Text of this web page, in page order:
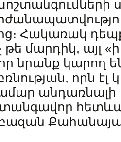
Հակառակ
մարդիկ, այլ
նրանք կարող
որն